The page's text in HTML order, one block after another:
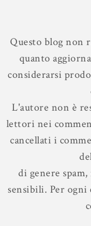
Questo blog non
quanto
considerarsi
L'autore non è
lettori nei
cancellati i
di genere
sensibili. Per ogni